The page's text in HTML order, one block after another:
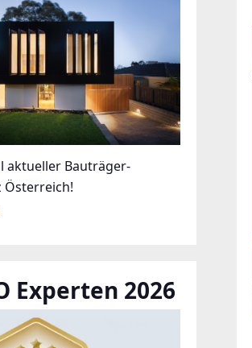
aktueller Bauträger-
Österreich!
Experten 2026